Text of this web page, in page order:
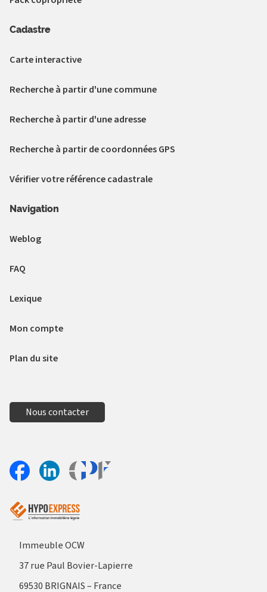
Cadastre
Carte interactive
Recherche à partir d'une commune
Recherche à partir d'une adresse
Recherche à partir de coordonnées GPS
Vérifier votre référence cadastrale
Navigation
Weblog
FAQ
Lexique
Mon compte
Plan du site
Nous contacter
Immeuble OCW
37 rue Paul Bovier-Lapierre
69530 BRIGNAIS – France